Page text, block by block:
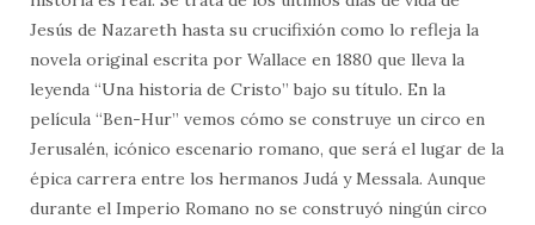
Jesús de Nazareth hasta su crucifixión como lo refleja la
novela original escrita por Wallace en 1880 que lleva la
leyenda “Una historia de Cristo” bajo su título. En la
película “Ben-Hur” vemos cómo se construye un circo en
Jerusalén, icónico escenario romano, que será el lugar de la
épica carrera entre los hermanos Judá y Messala. Aunque
durante el Imperio Romano no se construyó ningún circo